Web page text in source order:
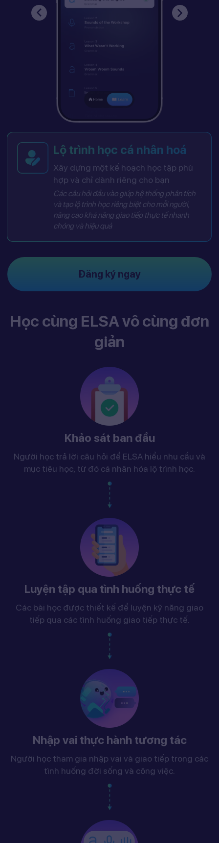
Lộ trình học cá nhân hoá
Xây dựng một kế hoạch học tập phù
hợp và chỉ dành riêng cho bạn
Các câu hỏi đầu vào giúp hệ thống phân tích
và tạo lộ trình học riêng biệt cho mỗi người,
nâng cao khả năng giao tiếp thực tế nhanh
chóng và hiệu quả
Đăng ký ngay
Học cùng ELSA vô cùng đơn
giản
Khảo sát ban đầu
Người học trả lời câu hỏi để ELSA hiểu nhu cầu và
mục tiêu học, từ đó cá nhân hóa lộ trình học.
Luyện tập qua tình huống thực tế
Các bài học được thiết kế để luyện kỹ năng giao
tiếp qua các tình huống giao tiếp thực tế.
Nhập vai thực hành tương tác
Người học tham gia nhập vai và giao tiếp trong các
tình huống đời sống và công việc.